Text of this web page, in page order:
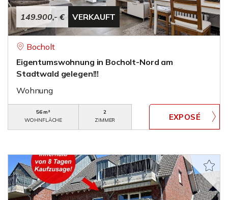
149.900,- € VERKAUFT
Bocholt
Eigentumswohnung in Bocholt-Nord am
Stadtwald gelegen!!!
Wohnung
56 m²
WOHNFLÄCHE
2
ZIMMER